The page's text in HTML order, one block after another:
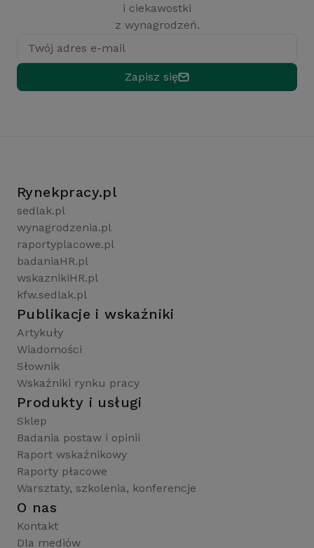
i ciekawostki
z wynagrodzeń.
Twój adres e-mail
Zapisz się
Rynekpracy.pl
sedlak.pl
wynagrodzenia.pl
raportyplacowe.pl
badaniaHR.pl
wskaznikiHR.pl
kfw.sedlak.pl
Publikacje i wskaźniki
Artykuły
Wiadomości
Słownik
Wskaźniki rynku pracy
Produkty i usługi
Sklep
Badania postaw i opinii
Raport wskaźnikowy
Raporty płacowe
Warsztaty, szkolenia, konferencje
O nas
Kontakt
Dla mediów